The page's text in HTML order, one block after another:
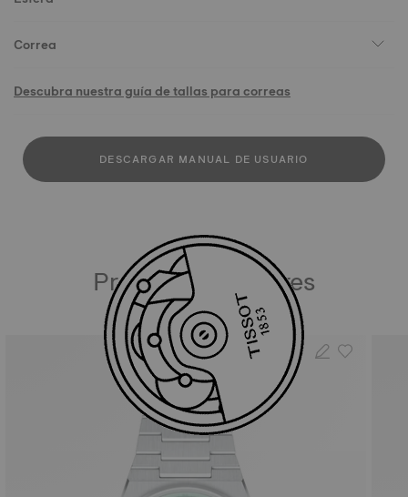
Correa
Descubra nuestra guía de tallas para correas
DESCARGAR MANUAL DE USUARIO
Productos similares